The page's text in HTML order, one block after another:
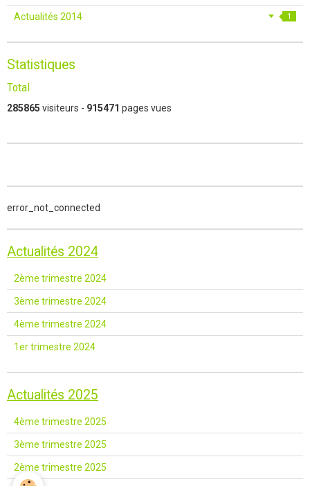
Actualités 2014 1
Statistiques
Total
285865 visiteurs - 915471 pages vues
error_not_connected
Actualités 2024
2ème trimestre 2024
3ème trimestre 2024
4ème trimestre 2024
1er trimestre 2024
Actualités 2025
4ème trimestre 2025
3ème trimestre 2025
2ème trimestre 2025